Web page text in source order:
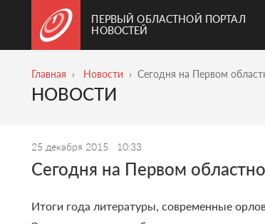
ПЕРВЫЙ ОБЛАСТНОЙ ПОРТАЛ
НОВОСТЕЙ
Главная Новости Сегодня на Первом
НОВОСТИ
25 декабря 2015 10:33
Сегодня на Первом
Итоги года литературы, современные